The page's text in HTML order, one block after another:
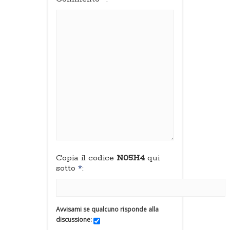
Copia il codice N05H4 qui
sotto *:
Avvisami se qualcuno risponde alla
discussione: